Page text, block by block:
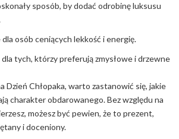
sposób, by dodać odrobinę luksusu
osób ceniących lekkość i energię.
tych, którzy preferują zmysłowe i drzewne
Dzień Chłopaka, warto zastanowić się, jakie
charakter obdarowanego. Bez względu na
możesz być pewien, że to prezent,
i doceniony.